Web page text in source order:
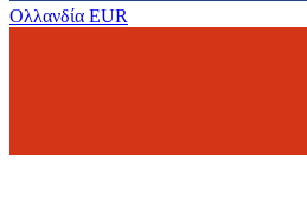
Ολλανδία EUR